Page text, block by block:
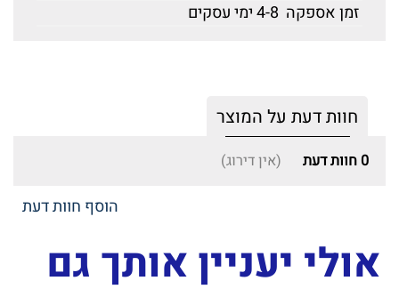
זמן אספקה 4-8 ימי עסקים
חוות דעת על המוצר
0 חוות דעת (אין דירוג)
הוסף חוות דעת
אולי יעניין אותך גם